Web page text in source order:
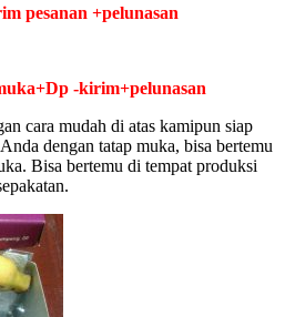
pesanan +pelunasan
-kirim+pelunasan
cara mudah di atas kamipun siap
dengan tatap muka, bisa bertemu
Bisa bertemu di tempat produksi